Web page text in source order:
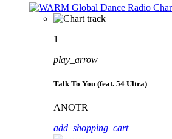
1
play_arrow
Talk To You (feat. 54 Ultra)
ANOTR
add_shopping_cart